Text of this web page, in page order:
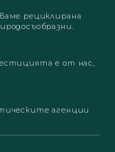
рециклирана
е от нас,
агенции